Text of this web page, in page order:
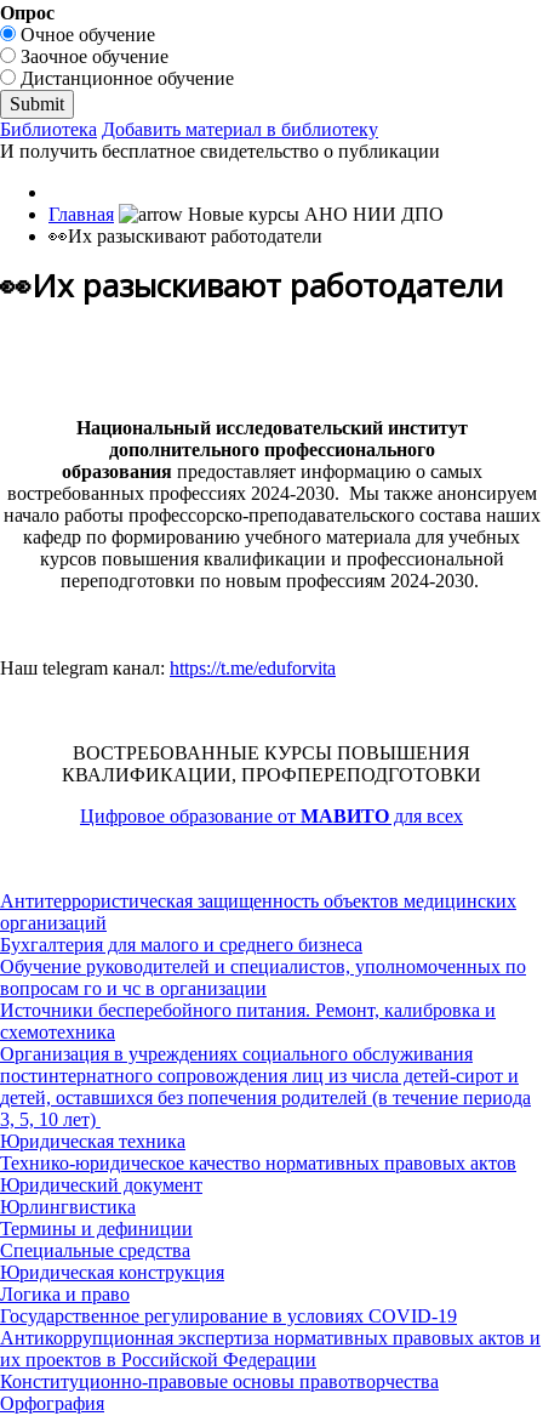
Опрос
Очное обучение
Заочное обучение
Дистанционное обучение
Библиотека Добавить материал в библиотеку
И получить бесплатное свидетельство о публикации
Главная
👀Их разыскивают работодатели
👀Их разыскивают работодатели
Национальный исследовательский институт
дополнительного профессионального
образованияпредоставляет информацию о самых
востребованных профессиях 2024-2030. Мы также анонсируем
начало работы профессорско-преподавательского состава наших
кафедр по формированию учебного материала для учебных
курсов повышения квалификации и профессиональной
переподготовки по новым профессиям 2024-2030.
Наш telegram канал: https://t.me/eduforvita
ВОСТРЕБОВАННЫЕ КУРСЫ ПОВЫШЕНИЯ
КВАЛИФИКАЦИИ, ПРОФПЕРЕПОДГОТОВКИ
Цифровое образование от МАВИТО для всех
Антитеррористическая защищенность объектов медицинских
организаций
Бухгалтерия для малого и среднего бизнеса
Обучение руководителей и специалистов, уполномоченных по
вопросам го и чс в организации
Источники бесперебойного питания. Ремонт, калибровка и
схемотехника
Организация в учреждениях социального обслуживания
постинтернатного сопровождения лиц из числа детей-сирот и
детей, оставшихся без попечения родителей (в течение периода
3, 5, 10 лет)
Юридическая техника
Технико-юридическое качество нормативных правовых актов
Юридический документ
Юрлингвистика
Термины и дефиниции
Специальные средства
Юридическая конструкция
Логика и право
Государственное регулирование в условиях COVID-19
Антикоррупционная экспертиза нормативных правовых актов и
их проектов в Российской Федерации
Конституционно-правовые основы правотворчества
Орфография